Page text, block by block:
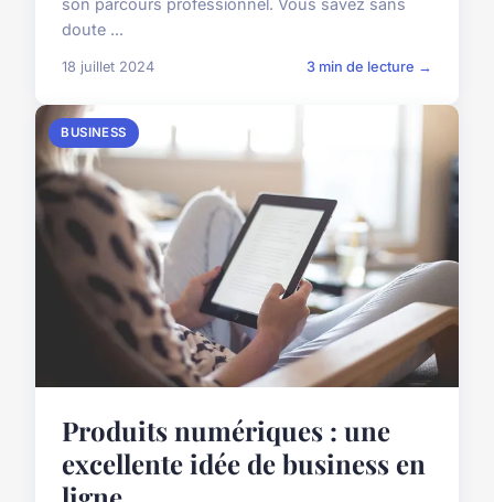
son parcours professionnel. Vous savez sans
doute ...
18 juillet 2024 3 min de lecture →
BUSINESS
Produits numériques : une
excellente idée de business en